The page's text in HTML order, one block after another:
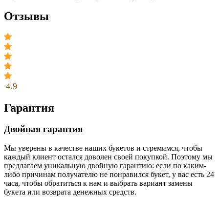
Отзывы
4.9
Гарантия
Двойная гарантия
Мы уверены в качестве наших букетов и стремимся, чтобы
каждый клиент остался доволен своей покупкой. Поэтому мы
предлагаем уникальную двойную гарантию: если по каким-
либо причинам получателю не понравился букет, у вас есть 24
часа, чтобы обратиться к нам и выбрать вариант замены
букета или возврата денежных средств.